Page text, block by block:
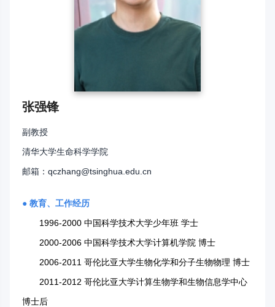
张强锋
副教授
清华大学生命科学学院
邮箱：qczhang@tsinghua.edu.cn
● 教育、工作经历
1996-2000 中国科学技术大学少年班 学士
2000-2006 中国科学技术大学计算机学院 博士
2006-2011 哥伦比亚大学生物化学和分子生物物理 博士
2011-2012 哥伦比亚大学计算生物学和生物信息学中心
博士后